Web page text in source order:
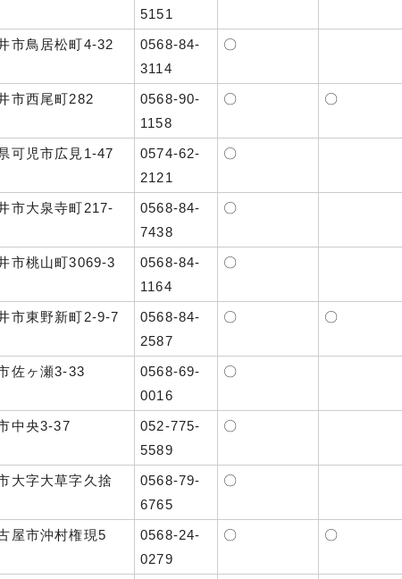
5151
市鳥居松町4-32
0568-84-
3114
〇
市西尾町282
0568-90-
1158
〇 〇
可児市広見1-47
0574-62-
2121
〇
市大泉寺町217-
0568-84-
7438
〇
市桃山町3069-3
0568-84-
1164
〇
市東野新町2-9-7
0568-84-
2587
〇 〇
佐ヶ瀬3-33
0568-69-
0016
〇
中央3-37
052-775‐
5589
〇
大字大草字久捨
0568-79-
6765
〇
屋市沖村権現5
0568-24-
0279
〇 〇